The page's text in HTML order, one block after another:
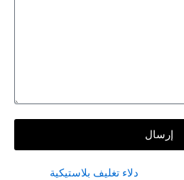
إرسال
دلاء تغليف بلاستيكية